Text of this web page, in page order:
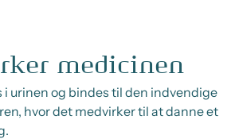
medicinen
i urinen og bindes til den indvendige
hvor det medvirker til at danne et